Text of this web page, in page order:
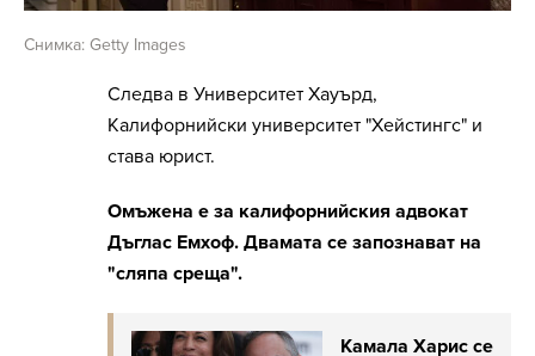
Снимка: Getty Images
Следва в Университет Хауърд,
Калифорнийски университет "Хейстингс" и
става юрист.
Омъжена е за калифорнийския адвокат
Дъглас Емхоф. Двамата се запознават на
"сляпа среща".
Камала Харис се